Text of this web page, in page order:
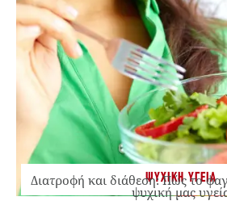
ΨΥΧΙΚΗ ΥΓΕΙΑ
Διατροφή και διάθεση: Πώς το
ψυχική μας